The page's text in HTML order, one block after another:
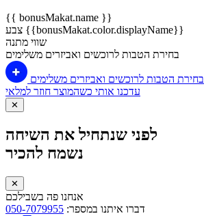
{{ bonusMakat.name }}
צבע {{bonusMakat.color.displayName}}
שווי מתנה
בחירת הטבות לרוכשים ואביזרים משלימים
בחירת הטבות לרוכשים ואביזרים משלימים
עדכנו אותי כשהמוצר חוזר למלאי
✕
לפני שנתחיל את השיחה
נשמח להכיר
✕
אנחנו פה בשבילכם
דברו איתנו במספר: 050-7079955